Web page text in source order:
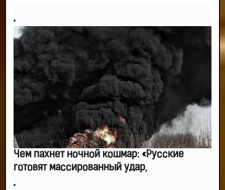
Чем пахнет ночной кошмар: «Русские
готовят массированный удар,